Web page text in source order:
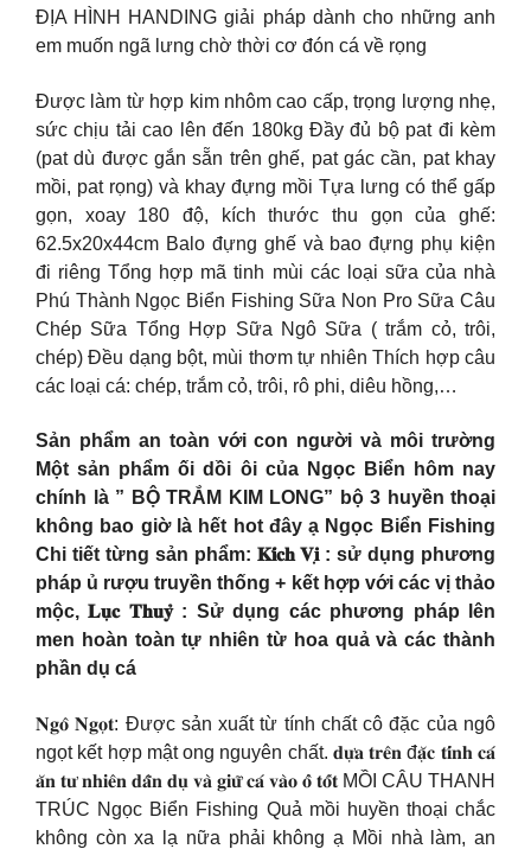
ĐỊA HÌNH HANDING giải pháp dành cho những anh
em muốn ngã lưng chờ thời cơ đón cá về rọng
Được làm từ hợp kim nhôm cao cấp, trọng lượng nhẹ,
sức chịu tải cao lên đến 180kg Đầy đủ bộ pat đi kèm
(pat dù được gắn sẵn trên ghế, pat gác cần, pat khay
mồi, pat rọng) và khay đựng mồi Tựa lưng có thể gấp
gọn, xoay 180 độ, kích thước thu gọn của ghế:
62.5x20x44cm Balo đựng ghế và bao đựng phụ kiện
đi riêngTổng hợp mã tinh mùi các loại sữa của nhà
Phú Thành Ngọc Biển Fishing Sữa Non Pro Sữa Câu
Chép Sữa Tổng Hợp Sữa Ngô Sữa ( trắm cỏ, trôi,
chép) Đều dạng bột, mùi thơm tự nhiên Thích hợp câu
các loại cá: chép, trắm cỏ, trôi, rô phi, diêu hồng,…
Sản phẩm an toàn với con người và môi trường
Một sản phẩm ối dồi ôi của Ngọc Biển hôm nay
chính là ” BỘ TRẮM KIM LONG” bộ 3 huyền thoại
không bao giờ là hết hot đây ạ Ngọc Biển Fishing
Chi tiết từng sản phẩm: 𝐊𝐢́𝐜𝐡 𝐕𝐢̣ : sử dụng phương
pháp ủ rượu truyền thống + kết hợp với các vị thảo
mộc, 𝐋𝐮̣𝐜 𝐓𝐡𝐮𝐲̉ : Sử dụng các phương pháp lên
men hoàn toàn tự nhiên từ hoa quả và các thành
phần dụ cá
𝐍𝐠𝐨̂ 𝐍𝐠𝐨̣𝐭: Được sản xuất từ tính chất cô đặc của ngô
ngọt kết hợp mật ong nguyên chất. 𝐝𝐮̛̣𝐚 𝐭𝐫𝐞̂𝐧 đ𝐚̣̆𝐜 𝐭𝐢́𝐧𝐡 𝐜𝐚́
𝐚̆𝐧 𝐭𝐮̛ 𝐧𝐡𝐢𝐞̂𝐧 𝐝𝐚̂̃𝐧 𝐝𝐮̣ 𝐯𝐚̀ 𝐠𝐢𝐮̛̃ 𝐜𝐚́ 𝐯𝐚̀𝐨 𝐨̂̉ 𝐭𝐨̂́𝐭 MỒI CÂU THANH
TRÚC Ngọc Biển Fishing Quả mồi huyền thoại chắc
không còn xa lạ nữa phải không ạ Mồi nhà làm, an